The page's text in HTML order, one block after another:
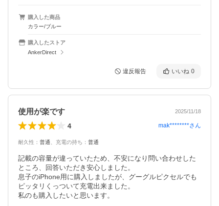
購入した商品
カラー/ブルー
購入したストア
AnkerDirect
違反報告 いいね 0
使用が楽です 2025/11/18
4 mak********さん
耐久性 ： 普通 充電の持ち ： 普通
記載の容量が違っていたため、不安になり問い合わせした
ところ、回答いただき安心しました。
息子のiPhone用に購入しましたが、グーグルピクセルでも
ピッタリくっついて充電出来ました。